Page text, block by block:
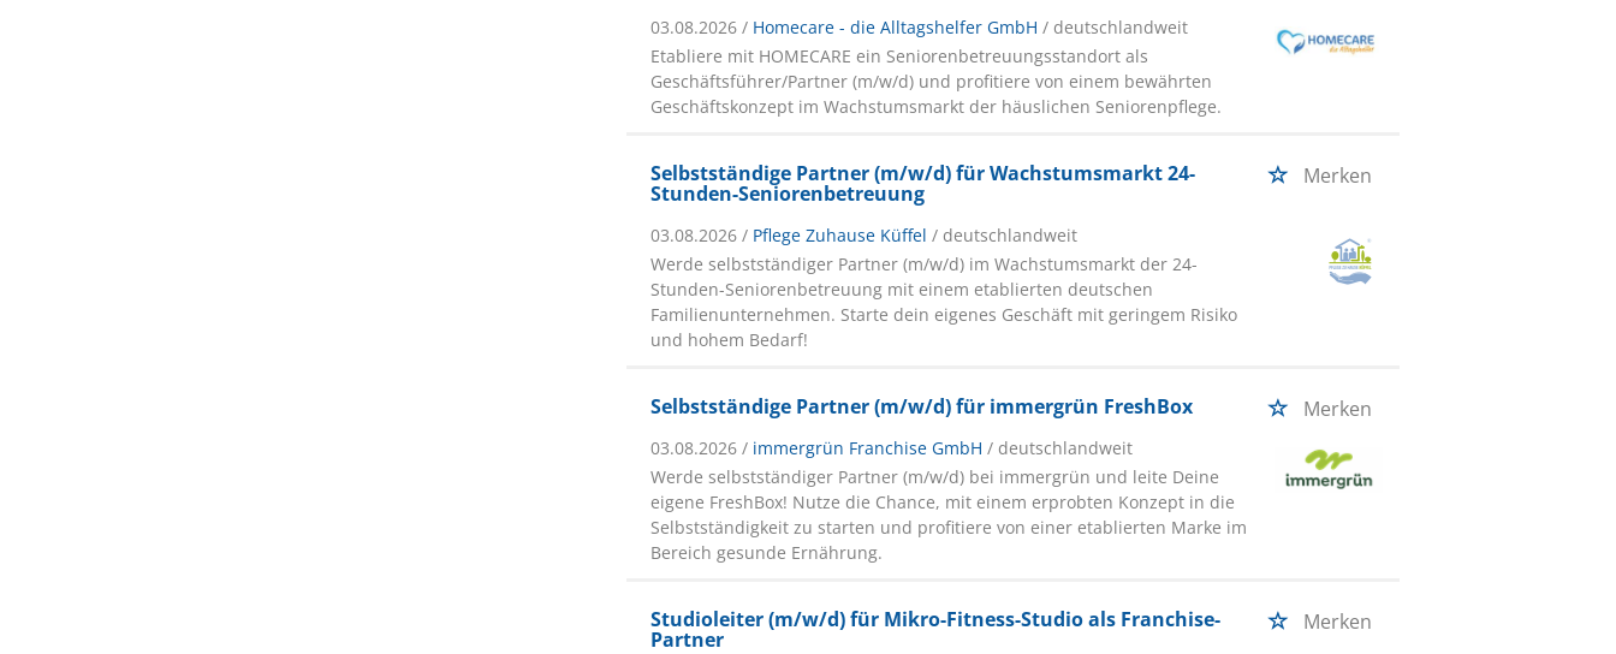
03.08.2026 / Homecare - die Alltagshelfer GmbH / deutschlandweit
Etabliere mit HOMECARE ein Seniorenbetreuungsstandort als
Geschäftsführer/Partner (m/w/d) und profitiere von einem bewährten
Geschäftskonzept im Wachstumsmarkt der häuslichen Seniorenpflege.
Selbstständige Partner (m/w/d) für Wachstumsmarkt 24-
Stunden-Seniorenbetreuung
Merken
03.08.2026 / Pflege Zuhause Küffel / deutschlandweit
Werde selbstständiger Partner (m/w/d) im Wachstumsmarkt der 24-
Stunden-Seniorenbetreuung mit einem etablierten deutschen
Familienunternehmen. Starte dein eigenes Geschäft mit geringem Risiko
und hohem Bedarf!
Selbstständige Partner (m/w/d) für immergrün FreshBox Merken
03.08.2026 / immergrün Franchise GmbH / deutschlandweit
Werde selbstständiger Partner (m/w/d) bei immergrün und leite Deine
eigene FreshBox! Nutze die Chance, mit einem erprobten Konzept in die
Selbstständigkeit zu starten und profitiere von einer etablierten Marke im
Bereich gesunde Ernährung.
Studioleiter (m/w/d) für Mikro-Fitness-Studio als Franchise-
Partner
Merken